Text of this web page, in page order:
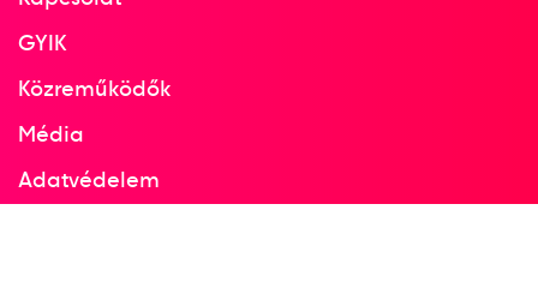
GYIK
Közreműködők
Média
Adatvédelem